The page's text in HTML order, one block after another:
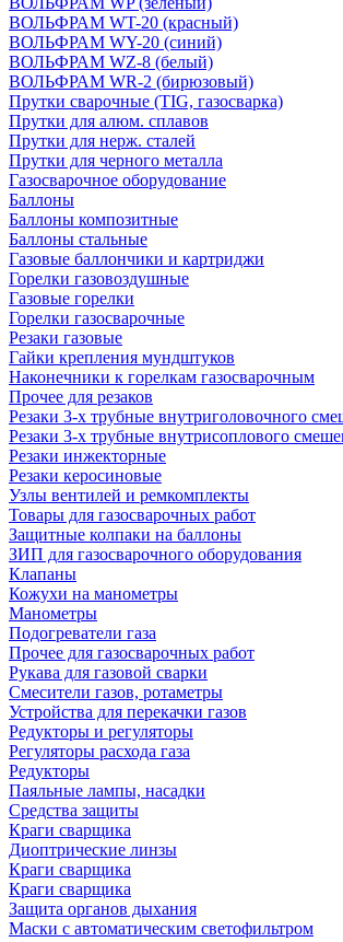
ВОЛЬФРАМ WT-20 (красный)
ВОЛЬФРАМ WY-20 (синий)
ВОЛЬФРАМ WZ-8 (белый)
ВОЛЬФРАМ WR-2 (бирюзовый)
Прутки сварочные (TIG, газосварка)
Прутки для алюм. сплавов
Прутки для нерж. сталей
Прутки для черного металла
Газосварочное оборудование
Баллоны
Баллоны композитные
Баллоны стальные
Газовые баллончики и картриджи
Горелки газовоздушные
Газовые горелки
Горелки газосварочные
Резаки газовые
Гайки крепления мундштуков
Наконечники к горелкам газосварочным
Прочее для резаков
Резаки 3-х трубные внутриголовочного
Резаки 3-х трубные внутрисоплового
Резаки инжекторные
Резаки керосиновые
Узлы вентилей и ремкомплекты
Товары для газосварочных работ
Защитные колпаки на баллоны
ЗИП для газосварочного оборудования
Клапаны
Кожухи на манометры
Манометры
Подогреватели газа
Прочее для газосварочных работ
Рукава для газовой сварки
Смесители газов, ротаметры
Устройства для перекачки газов
Редукторы и регуляторы
Регуляторы расхода газа
Редукторы
Паяльные лампы, насадки
Средства защиты
Краги сварщика
Диоптрические линзы
Краги сварщика
Краги сварщика
Защита органов дыхания
Маски с автоматическим светофильтром